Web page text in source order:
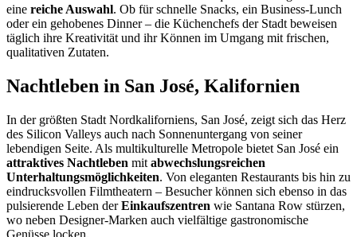
eine reiche Auswahl. Ob für schnelle Snacks, ein Business-Lunch
oder ein gehobenes Dinner – die Küchenchefs der Stadt beweisen
täglich ihre Kreativität und ihr Können im Umgang mit frischen,
qualitativen Zutaten.
Nachtleben in San José, Kalifornien
In der größten Stadt Nordkaliforniens, San José, zeigt sich das Herz
des Silicon Valleys auch nach Sonnenuntergang von seiner
lebendigen Seite. Als multikulturelle Metropole bietet San José ein
attraktives Nachtleben mit abwechslungsreichen
Unterhaltungsmöglichkeiten. Von eleganten Restaurants bis hin zu
eindrucksvollen Filmtheatern – Besucher können sich ebenso in das
pulsierende Leben derEinkaufszentren wie Santana Row stürzen,
wo neben Designer-Marken auch vielfältige gastronomische
Genüsse locken.